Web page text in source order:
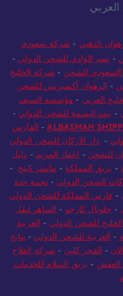
الذهبي
شركة سعودي
- نسر الوادي للشحن الدولي -
السعودي للشحن
شركة الخليج
- الرهوان أكسبريس للشحن
العربي -مؤسسة السيف
-بيت البسمة للشحن الدولي
ALBASMAH
- الفارس
-دار الاركان للشحن الدولي
للشحن اعمار المريم - دليل
-بريق المملكة - ماستر كينج -
الشحن الدولي - نجمة جدة
- فارس المملكة للشحن الدولي
-جلوبال كارجو- الساهر لنقل
للشحن الدولي -
العربية
- العربية للشحن الدولي -نتايج
-الفجر كلين-شركة الفلاح